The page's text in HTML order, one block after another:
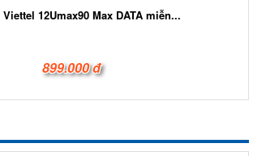
12Umax90 Max DATA miễn...
899.000 đ